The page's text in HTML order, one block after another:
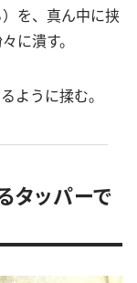
を、真ん中に挟
に潰す。
ように揉む。
タッパーで